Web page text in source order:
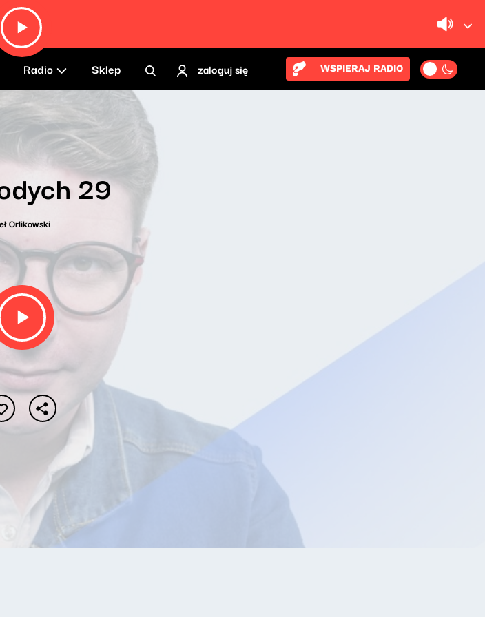
Radio Sklep zaloguj się WSPIERAJ RADIO
29
Orlikowski